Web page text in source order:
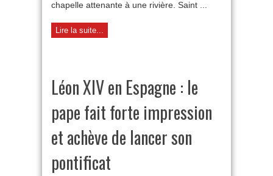
chapelle attenante à une rivière. Saint ...
Lire la suite...
Léon XIV en Espagne : le
pape fait forte impression
et achève de lancer son
pontificat